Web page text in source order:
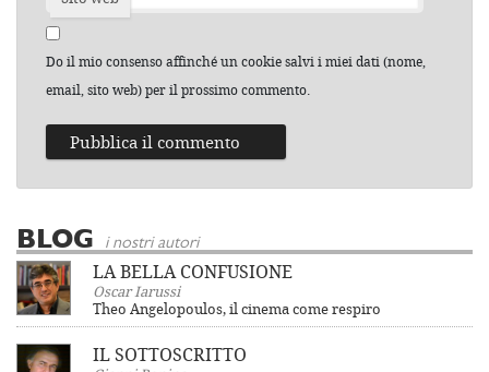
Do il mio consenso affinché un cookie salvi i miei dati (nome,
email, sito web) per il prossimo commento.
BLOG i nostri autori
LA BELLA CONFUSIONE
Oscar Iarussi
Theo Angelopoulos, il cinema come respiro
IL SOTTOSCRITTO